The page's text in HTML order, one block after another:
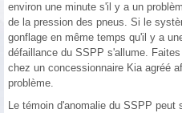
environ une minute s'il y a un
de la pression des pneus. Si le
gonflage en même temps qu'il y a
défaillance du SSPP s'allume.
chez un concessionnaire Kia agréé
problème.
Le témoin d'anomalie du SSPP